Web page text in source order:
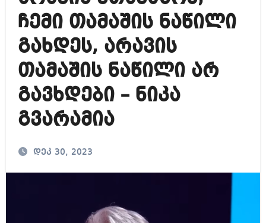
ჩემი თამაშის ნაწილი
გახდეს, არავის
თამაშის ნაწილი არ
გავხდები – ნიკა
გვარამია
დეკ 30, 2023